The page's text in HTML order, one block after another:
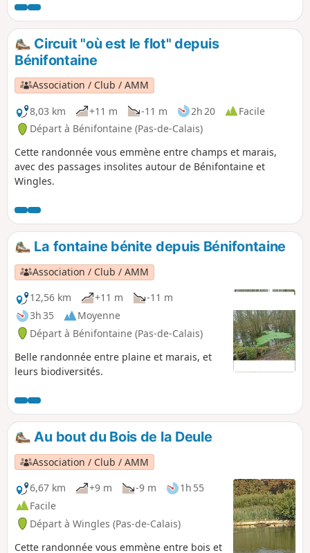
artificielle mystérieuse. Vous prendrez
ensuite la direction du terril 94 (terril
escalier) en passant par les bacs à schlamm
(stockage de restes miniers) et l'étang de
pêche de Harnes. Vous reviendrez par le
chemin longeant le canal de Lens.
Circuit "où est le flot" depuis
Bénifontaine
Association / Club / AMM
8,03 km
+11 m -11 m 2h 20
Facile
Départ à Bénifontaine (Pas-de-Calais)
Cette randonnée vous emmène entre champs et marais,
avec des passages insolites autour de Bénifontaine et
Wingles.
La fontaine bénite depuis Bénifontaine
Association / Club / AMM
12,56 km
+11 m
-11 m
3h 35
Moyenne
Départ à Bénifontaine (Pas-de-Calais)
Belle randonnée entre plaine et marais, et
leurs biodiversités.
Au bout du Bois de la Deule
Association / Club / AMM
6,67 km
+9 m -9 m
1h 55
Facile
Départ à Wingles (Pas-de-Calais)
Cette randonnée vous emmène entre bois et